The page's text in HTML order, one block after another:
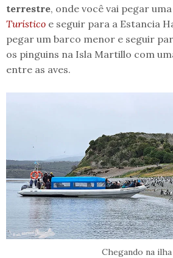
terrestre, onde você vai pegar
Turístico e seguir para a Estancia
pegar um barco menor e seguir
os pinguins na Isla Martillo com
entre as aves.
Chegando na ilha